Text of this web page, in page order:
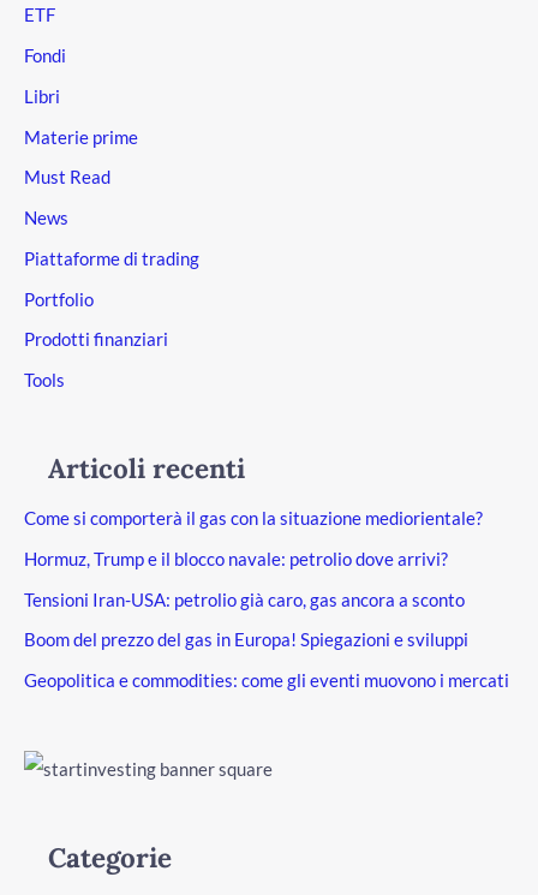
ETF
Fondi
Libri
Materie prime
Must Read
News
Piattaforme di trading
Portfolio
Prodotti finanziari
Tools
Articoli recenti
Come si comporterà il gas con la situazione mediorientale?
Hormuz, Trump e il blocco navale: petrolio dove arrivi?
Tensioni Iran-USA: petrolio già caro, gas ancora a sconto
Boom del prezzo del gas in Europa! Spiegazioni e sviluppi
Geopolitica e commodities: come gli eventi muovono i mercati
Categorie